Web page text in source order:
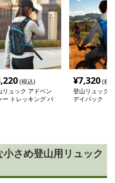
(税込)
リュック アドベン
ー トレッキング バ
¥7,320(税
登山リュック
デイパック
さめ登山用リュック